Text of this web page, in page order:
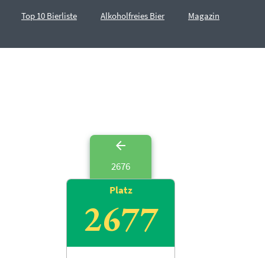
Top 10 Bierliste Alkoholfreies Bier Magazin
2676
Platz
2677